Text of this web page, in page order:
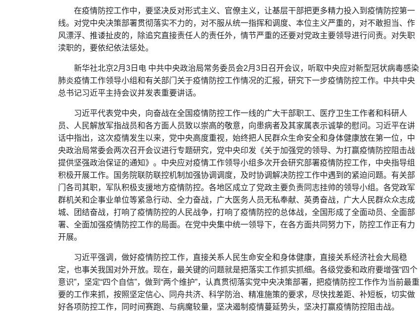
在疫情防控工作中，要坚决反对形式主义、官僚主义，让基层干部把更多精力投入到疫情防控第一
线。对党中央决策部署贯彻落实不力的，对不服从统一指挥和调度、本位主义严重的，对不敢担当、作
风漂浮、推诿扯皮的，除追究直接责任人的责任外，情节严重的还要对党政主要领导进行问责。对失职
渎职的，要依纪依法惩处。
新华社北京2月3日电 中共中央政治局常务委员会2月3日召开会议，听取中央应对新型冠状病毒感染
肺炎疫情工作领导小组和有关部门关于疫情防控工作情况的汇报，研究下一步疫情防控工作。中共中央
总书记习近平主持会议并发表重要讲话。
习近平代表党中央，向奋战在全国疫情防控工作一线的广大干部职工、医疗卫生工作者和科研人
员、人民解放军指战员和各方面人员致以崇高的敬意，向患病者及其家属表示诚挚的慰问。习近平在讲
话中指出，这次疫情发生以来，党中央高度重视，始终把人民群众生命安全和身体健康放在第一位，中
央政治局常委会两次召开会议进行专题研究，党中央印发《关于加强党的领导、为打赢疫情防控阻击战
提供坚强政治保证的通知》。中央应对疫情工作领导小组多次开会研究部署疫情防控工作，中央指导组
积极开展工作。国务院联防联控机制加强协调调度，及时协调解决防控工作中遇到的紧迫问题。有关部
门各司其职，军队积极支援地方疫情防控。各地区成立了党政主要负责同志挂帅的领导小组。各党政军
群机关和企事业单位等紧急行动、全力奋战，广大医务人员无私奉献、英勇奋战，广大人民群众众志成
城、团结奋战，打响了疫情防控的人民战争，打响了疫情防控的总体战，全国形成了全面动员、全面部
署、全面加强疫情防控工作的局面。在党中央集中统一领导下，在各方面共同努力下，防控工作正有力
开展。
习近平强调，做好疫情防控工作，直接关系人民生命安全和身体健康，直接关系经济社会大局稳
定，也事关我国对外开放。现在，最关键的问题就是把落实工作抓实抓细。各级党委和政府要增强“四个
意识”，坚定“四个自信”，做到“两个维护”，认真贯彻落实党中央决策部署，把疫情防控工作作为当前最重
要的工作来抓，按照坚定信心、同舟共济、科学防治、精准施策的要求，尽快找差距、补短板，切实做
好各项防控工作，同时间赛跑、与病魔较量，坚决遏制疫情蔓延势头，坚决打赢疫情防控阻击战。